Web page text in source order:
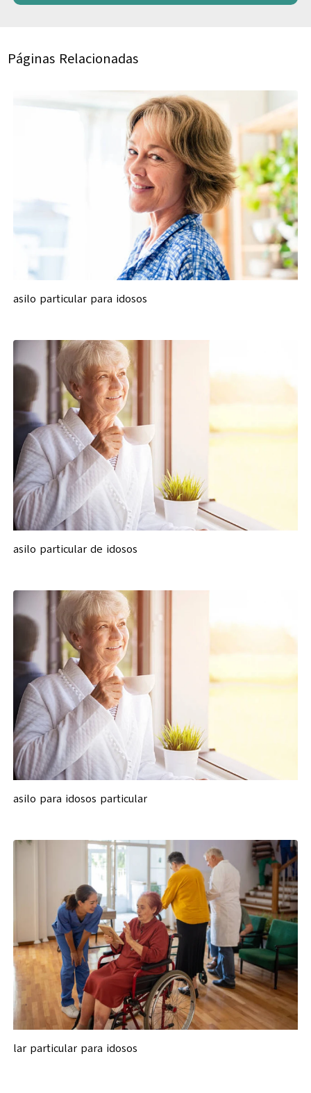
Páginas Relacionadas
asilo particular para idosos
asilo particular de idosos
asilo para idosos particular
lar particular para idosos